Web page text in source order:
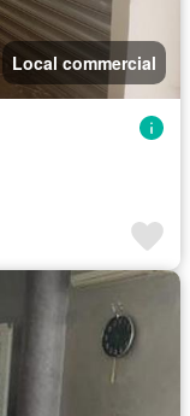
Local commercial